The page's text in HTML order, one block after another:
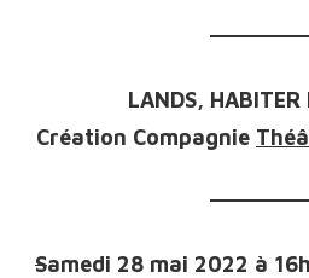
LANDS, HABITER
Création Compagnie
Samedi 28 mai 2022 à